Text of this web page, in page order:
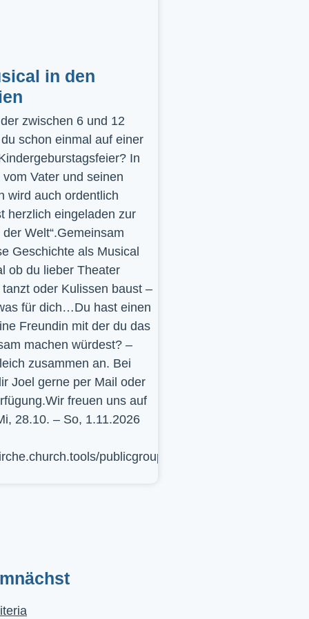
in den
zwischen 6 und 12
schon einmal auf einer
In
Vater und seinen
wird auch ordentlich
herzlich eingeladen zur
Welt“.Gemeinsam
Geschichte als Musical
ob du lieber Theater
oder Kulissen baust –
für dich…Du hast einen
Freundin mit der du das
machen würdest? –
zusammen an. Bei
Joel gerne per Mail oder
freuen uns auf
28.10. – So, 1.11.2026
publicgroup/617